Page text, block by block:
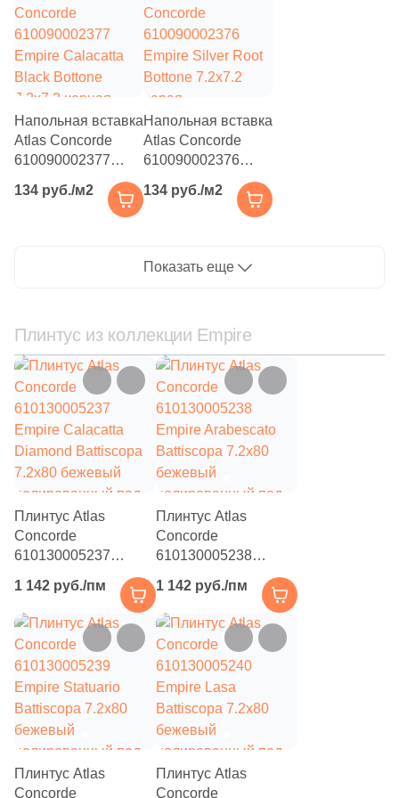
Глазурованная матовая (125)
Глянцевая ( 342
Лаппатированная ( 136)
Натуральная (719)
Неполированная ( 92 )
Патинированная (21)
Полированная (144
Структурированная (72)
Шлифованная (7
Цвет
Бежевый (7)
Антрацитовый (7)
Белый (
Болотный (7)
Бордовый (7)
Венге (7)
Голубой (7)
Графит (7)
Желтый (
Зеленый ( 7
Напольная вставка
Atlas Concorde
610090002377
Empire Calacatta
Black Bottone
134 руб./м2
Напольная вставка
Atlas Concorde
610090002376
Empire Silver Root
Bottone 7.2x7.2
камень
134 руб./м2
Показать еще
Плинтус из коллекции Empire
Плинтус Atlas
Concorde
610130005237
Diamond Battiscopa
7.2x80 бежевый
полированный под
камень
1 142 руб./пм
Плинтус Atlas
Concorde
610130005238
Empire Arabescato
Battiscopa 7.2x80
бежевый
полированный под
камень
1 142 руб./пм
Плинтус Atlas
Concorde
Плинтус Atlas
Concorde